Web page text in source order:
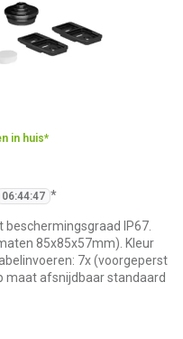
in huis*
06:44:47 *
beschermingsgraad IP67.
85x85x57mm). Kleur
7x (voorgeperst
maat afsnijdbaar standaard